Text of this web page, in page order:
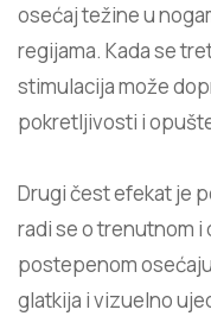
osećaj težine u
regijama. Kada se
stimulacija može
pokretljivosti i
Drugi čest efekat je
radi se o trenutnom
postepenom
glatkija i vizuelno